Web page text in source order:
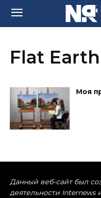
Flat
Моя
Данный веб-сайт был
деятельности Internews